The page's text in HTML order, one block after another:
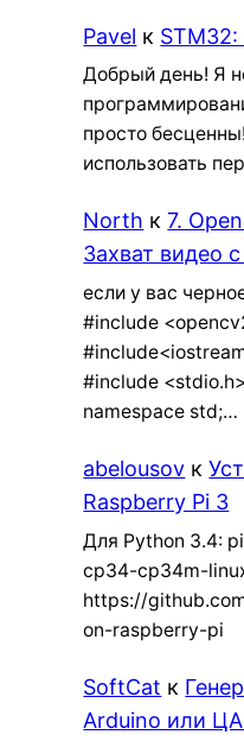
Pavel к
Добрый день! Я
просто
использовать
North к7.
Захват видео
если у вас
#include
#include
namespace std;…
abelousov к
Raspberry Pi 3
Для Python 3.4:
cp34-cp34m-
https://
on-raspberry-pi
SoftCat к
Arduino или